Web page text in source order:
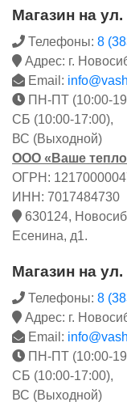
Магазин на
Телефоны: 8
Адрес: г.
Email:
ПН-ПТ (10:00-
СБ (10:00-17:00),
ВС (Выходной)
ООО «Ваше
ОГРН:
ИНН: 7017484730
630124,
Есенина, д1.
Магазин на
Телефоны: 8
Адрес: г.
Email:
ПН-ПТ (10:00-
СБ (10:00-17:00),
ВС (Выходной)